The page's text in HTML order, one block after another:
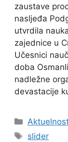
zaustave
nasljeđa
utvrdila
zajednice u
Učesnici
doba
nadležne
devastacije
Kategorije
Oznake
slider